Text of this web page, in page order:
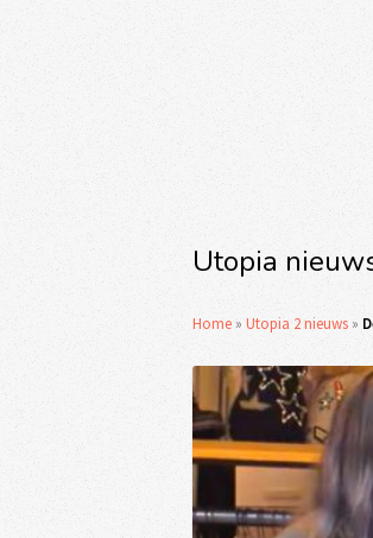
Utopia
Home » Utopia 2 nieuws »